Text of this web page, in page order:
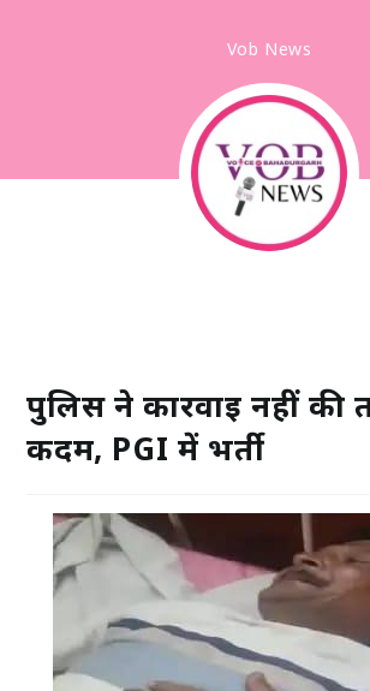
Vob News
पुलिस ने कार्रवाई नहीं की
कदम, PGI में भर्ती